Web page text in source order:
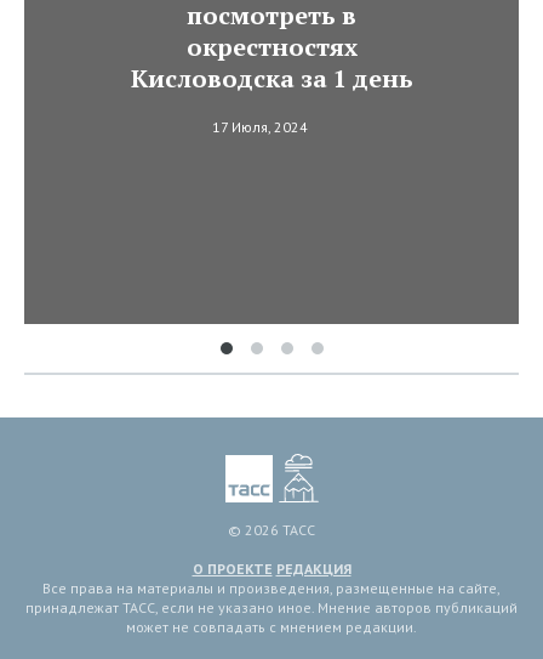
посмотреть в
окрестностях
Кисловодска за 1 день
17 Июля, 2024
© 2026 ТАСС
О ПРОЕКТЕ РЕДАКЦИЯ
Все права на материалы и произведения, размещенные на сайте,
принадлежат ТАСС, если не указано иное. Мнение авторов публикаций
может не совпадать с мнением редакции.